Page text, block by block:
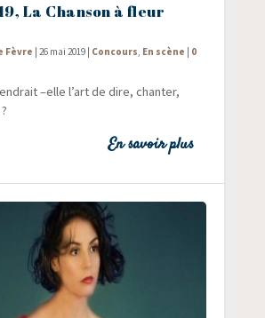
La Chanson à fleur
Fèvre |26 mai 2019 | Concours En scène | 0
–elle l’art de dire, chan­ter,
En savoir plus